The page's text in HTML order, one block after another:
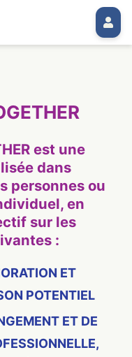
est une
dans
personnes ou
en
sur les
:
ET
POTENTIEL
ET DE